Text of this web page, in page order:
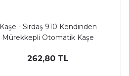
Kaşe - Sırdaş 910 Kendinden
Mürekkepli Otomatik Kaşe
262,80 TL